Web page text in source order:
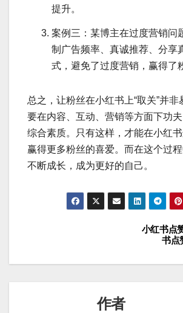
提升。
案例三：某博主在过度营销问
制广告频率、真诚推荐、分享
式，避免了过度营销，赢得了
总之，让粉丝在小红书上“取关”并非
要在内容、互动、营销等方面下功
综合素质。只有这样，才能在小红书
赢得更多粉丝的喜爱。而在这个过
不断成长，成为更好的自己。
章
小红书点
书点
作者